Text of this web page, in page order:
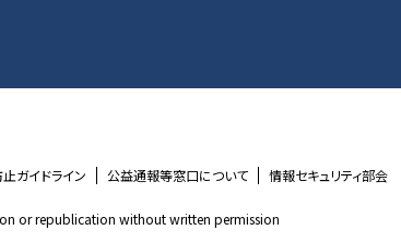
ガイドライン 公益通報等窓口について 情報セキュリティ部会
or republication without written permission